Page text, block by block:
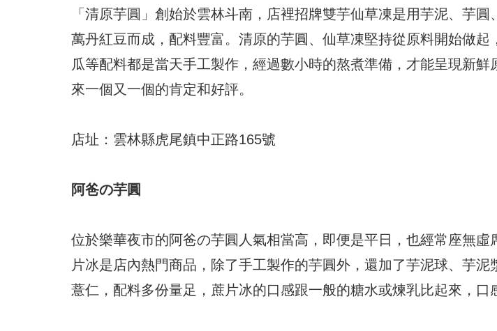
「清原芋圓」創始於雲林斗南，店裡招牌雙芋仙草凍是用芋泥、芋
萬丹紅豆而成，配料豐富。清原的芋圓、仙草凍堅持從原料開始做起
瓜等配料都是當天手工製作，經過數小時的熬煮準備，才能呈現新鮮
來一個又一個的肯定和好評。
店址：雲林縣虎尾鎮中正路165號
阿爸の芋圓
位於樂華夜市的阿爸の芋圓人氣相當高，即便是平日，也經常座無虛
片冰是店內熱門商品，除了手工製作的芋圓外，還加了芋泥球、芋泥
薏仁，配料多份量足，蔗片冰的口感跟一般的糖水或煉乳比起來，口